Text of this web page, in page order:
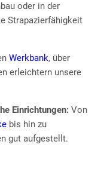
oder in der
Strapazierfähigkeit
Werkbank, über
erleichtern unsere
Einrichtungen: Von
bis hin zu
gut aufgestellt.